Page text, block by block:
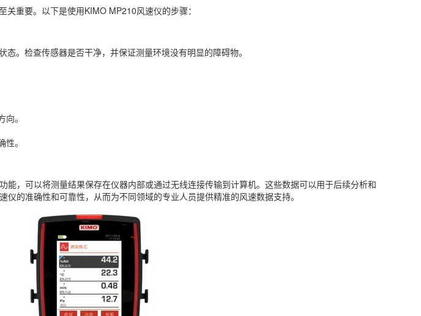
重要。以下是使用KIMO MP210风速仪的步骤：
。检查传感器是否干净，并保证测量环境没有明显的障碍物。
。
。
能，可以将测量结果保存在仪器内部或通过无线连接传输到计算机。这些数据可以用于后续分析和
的准确性和可靠性，从而为不同领域的专业人员提供精准的风速数据支持。